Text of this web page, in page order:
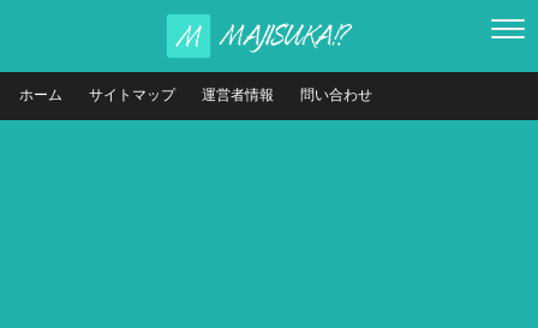
ホーム サイトマップ 運営者情報 問い合わせ